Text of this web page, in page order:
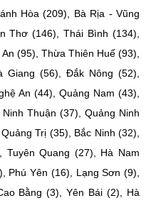
học và Công nghệ.
Nguyễn Du, TP. Hà Nội
và Công Nghệ
phát hành lại thông tin từ
Hòa (209), Bà Rịa - Vũng
Thơ (146), Thái Bình (134),
(95), Thừa Thiên Huế (93),
Giang (56), Đắk Nông (52),
An (44), Quảng Nam (43),
Thuận (37), Quảng Ninh
Trị (35), Bắc Ninh (32),
Quang (27), Hà Nam
Phú Yên (16), Lạng Sơn (9),
Bằng (3), Yên Bái (2), Hà